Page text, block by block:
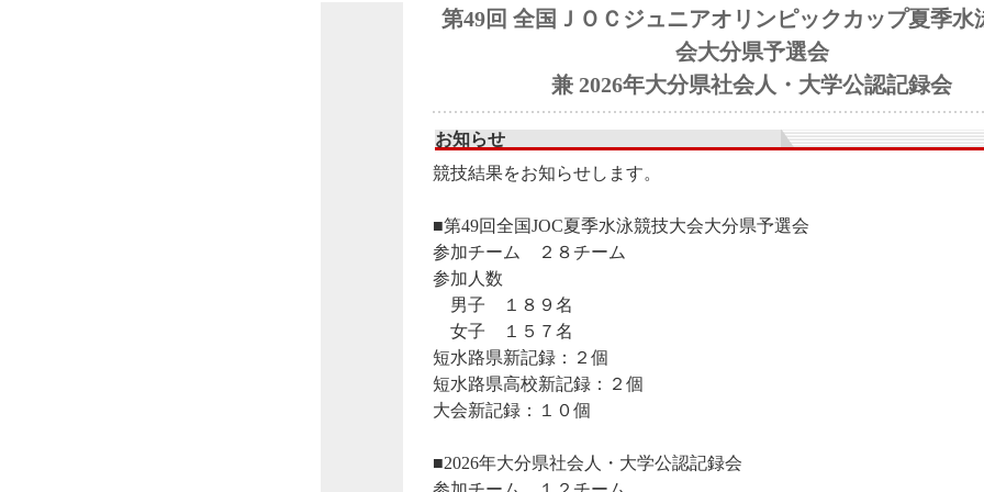
第49回 全国ＪＯＣジュニアオリンピックカップ夏季水
会大分県予選会
兼 2026年大分県社会人・大学公認記録会
お知らせ
競技結果をお知らせします。
■第49回全国JOC夏季水泳競技大会大分県予選会
参加チーム ２８チーム
参加人数
男子 １８９名
女子 １５７名
短水路県新記録：２個
短水路県高校新記録：２個
大会新記録：１０個
■2026年大分県社会人・大学公認記録会